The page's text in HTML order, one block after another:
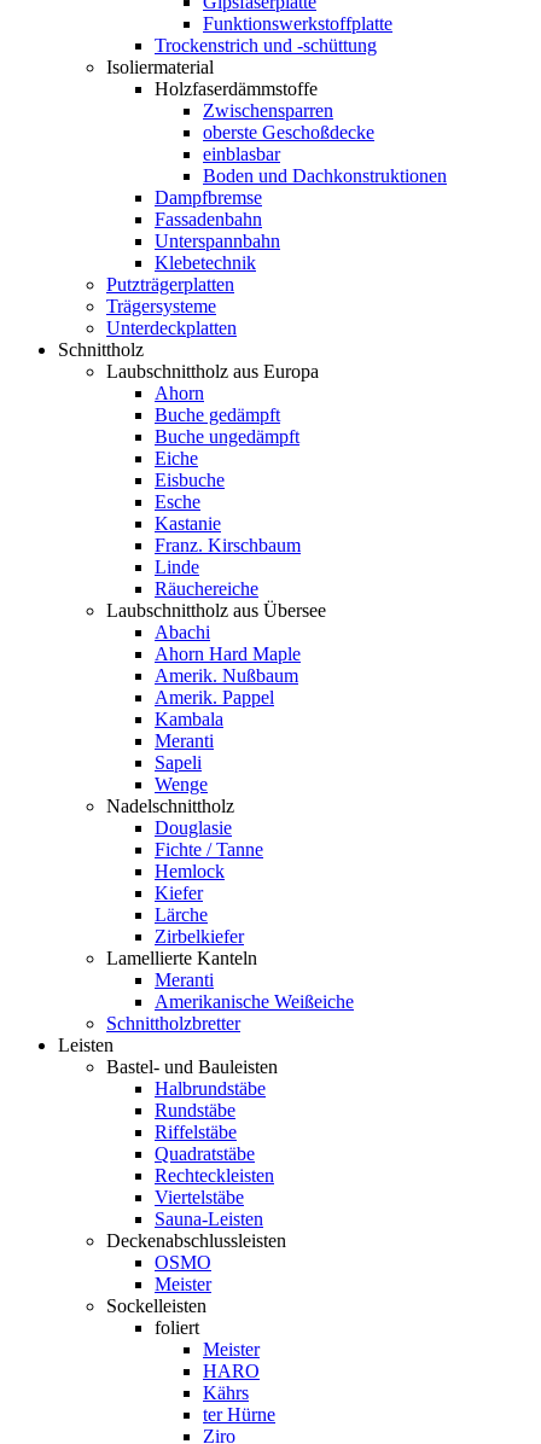
Funktionswerkstoffplatte
Trockenstrich und -schüttung
Isoliermaterial
Holzfaserdämmstoffe
Zwischensparren
oberste Geschoßdecke
einblasbar
Boden und Dachkonstruktionen
Dampfbremse
Fassadenbahn
Unterspannbahn
Klebetechnik
Putzträgerplatten
Trägersysteme
Unterdeckplatten
Schnittholz
Laubschnittholz aus Europa
Ahorn
Buche gedämpft
Buche ungedämpft
Eiche
Eisbuche
Esche
Kastanie
Franz. Kirschbaum
Linde
Räuchereiche
Laubschnittholz aus Übersee
Abachi
Ahorn Hard Maple
Amerik. Nußbaum
Amerik. Pappel
Kambala
Meranti
Sapeli
Wenge
Nadelschnittholz
Douglasie
Fichte / Tanne
Hemlock
Kiefer
Lärche
Zirbelkiefer
Lamellierte Kanteln
Meranti
Amerikanische Weißeiche
Schnittholzbretter
Leisten
Bastel- und Bauleisten
Halbrundstäbe
Rundstäbe
Riffelstäbe
Quadratstäbe
Rechteckleisten
Viertelstäbe
Sauna-Leisten
Deckenabschlussleisten
OSMO
Meister
Sockelleisten
foliert
Meister
HARO
Kährs
ter Hürne
Ziro